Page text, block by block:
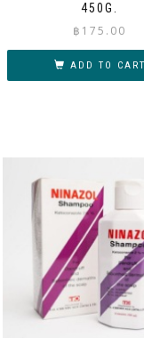
450G.
฿ 175.00
ADD TO CART